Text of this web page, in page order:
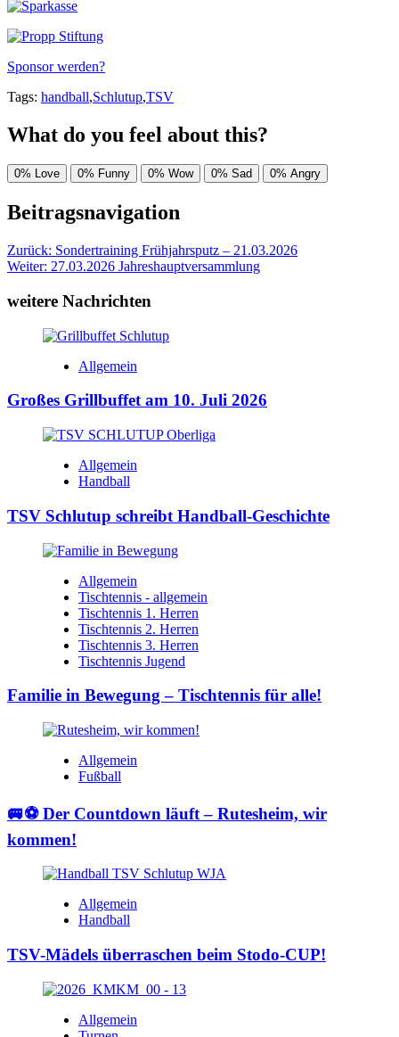
Sponsor werden?
Tags: handball,Schlutup,TSV
What do you feel about this?
0% Love 0% Funny 0% Wow 0% Sad 0% Angry
Beitragsnavigation
Zurück: Sondertraining Frühjahrsputz – 21.03.2026
Weiter: 27.03.2026 Jahreshauptversammlung
weitere Nachrichten
Allgemein
Großes Grillbuffet am 10. Juli 2026
Allgemein
Handball
TSV Schlutup schreibt Handball-Geschichte
Allgemein
Tischtennis - allgemein
Tischtennis 1. Herren
Tischtennis 2. Herren
Tischtennis 3. Herren
Tischtennis Jugend
Familie in Bewegung – Tischtennis für alle!
Allgemein
Fußball
🚐⚽ Der Countdown läuft – Rutesheim, wir
kommen!
Allgemein
Handball
TSV-Mädels überraschen beim Stodo-CUP!
Allgemein